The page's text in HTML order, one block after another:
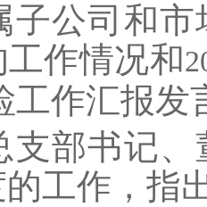
子公司和
作情况和
工作汇报发
支部书记
工作，指